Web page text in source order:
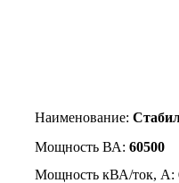
Наименование:
Мощность ВА: 60500
Мощность кВА/ток, А: